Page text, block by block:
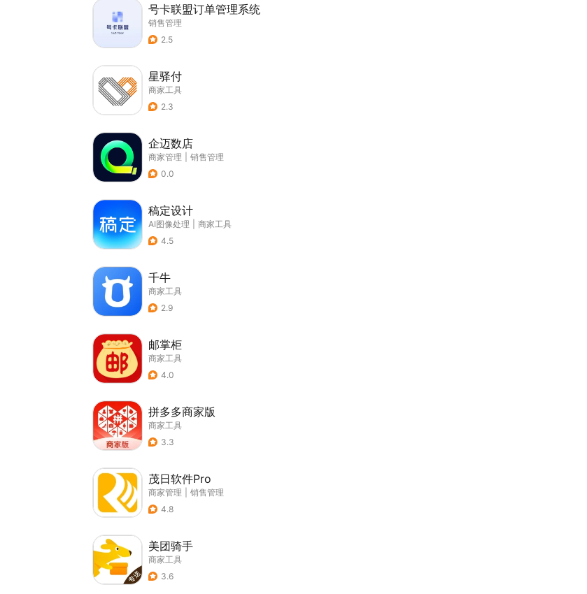
号卡联盟订单管理系统
销售管理
2.5
星驿付
商家工具
2.3
企迈数店
商家管理
销售管理
0.0
稿定设计
AI图像处理
商家工具
4.5
千牛
商家工具
2.9
邮掌柜
商家工具
4.0
拼多多商家版
商家工具
3.3
茂日软件Pro
商家管理
销售管理
4.8
美团骑手
商家工具
3.6